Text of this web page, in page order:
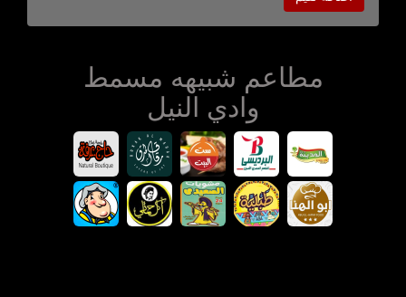
مطاعم شبيهه مسمط
وادي النيل